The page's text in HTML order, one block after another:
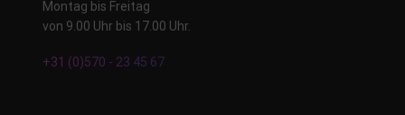
Montag bis Freitag
von 9.00 Uhr bis 17.00 Uhr.
+31 (0)570 - 23 45 67